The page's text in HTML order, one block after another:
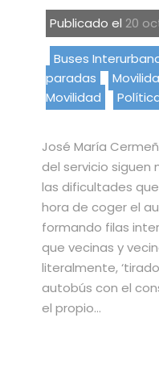
Publicado el 20
Buses
paradas
Movilidad
José María
del servicio siguen
las dificultades
hora de coger el
formando filas
que vecinas y
literalmente,
autobús con el
el propio…